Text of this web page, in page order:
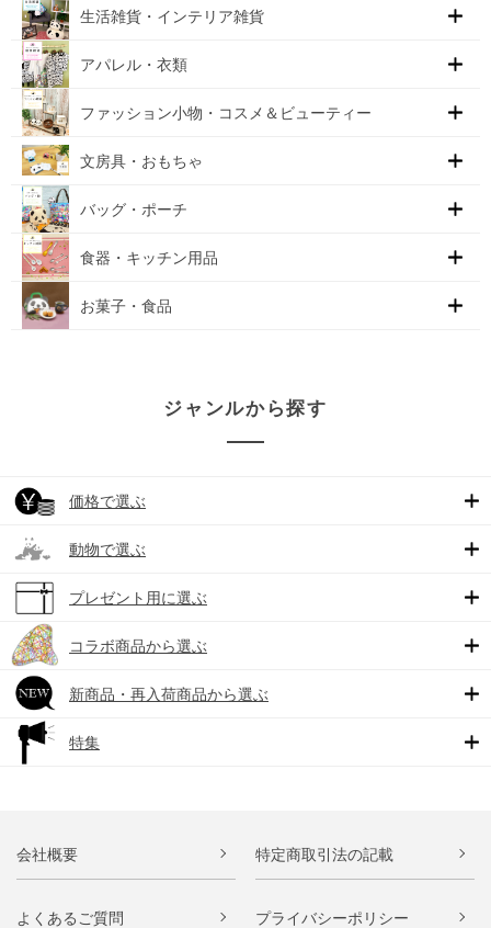
生活雑貨・インテリア雑貨
アパレル・衣類
ファッション小物・コスメ＆ビューティー
文房具・おもちゃ
バッグ・ポーチ
食器・キッチン用品
お菓子・食品
ジャンルから探す
価格で選ぶ
動物で選ぶ
プレゼント用に選ぶ
コラボ商品から選ぶ
新商品・再入荷商品から選ぶ
特集
会社概要 特定商取引法の記載
よくあるご質問 プライバシーポリシー